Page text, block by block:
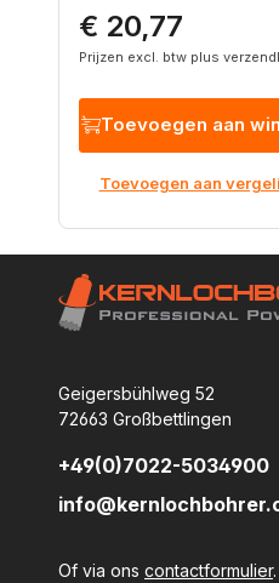
Normale prijs:
€ 20,77
Prijzen excl. btw plus
Toevoegen aan
Toevoegen aan
Geigersbühlweg 52
72663 Großbettlingen
+49(0)7022-5034900
Of via ons contactformulier.